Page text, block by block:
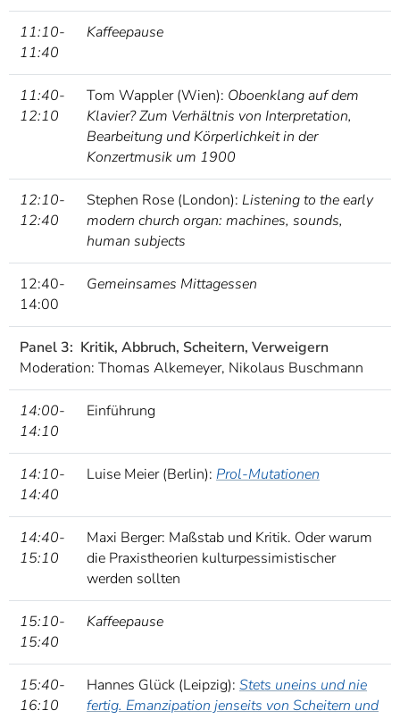
11:10-
11:40
Kaffeepause
11:40-
12:10
Tom Wappler (Wien): Oboenklang auf dem
Klavier? Zum Verhältnis von Interpretation,
Bearbeitung und Körperlichkeit in der
Konzertmusik um 1900
12:10-
12:40
Stephen Rose (London): Listening to the early
modern church organ: machines, sounds,
human subjects
12:40-
14:00
Gemeinsames Mittagessen
Panel 3: Kritik, Abbruch, Scheitern, Verweigern
Moderation: Thomas Alkemeyer, Nikolaus Buschmann
14:00-
14:10
Einführung
14:10-
14:40
Luise Meier (Berlin): Prol-Mutationen
14:40-
15:10
Maxi Berger: Maßstab und Kritik. Oder warum
die Praxistheorien kulturpessimistischer
werden sollten
15:10-
15:40
Kaffeepause
15:40-
16:10
Hannes Glück (Leipzig): Stets uneins und nie
fertig. Emanzipation jenseits von Scheitern und